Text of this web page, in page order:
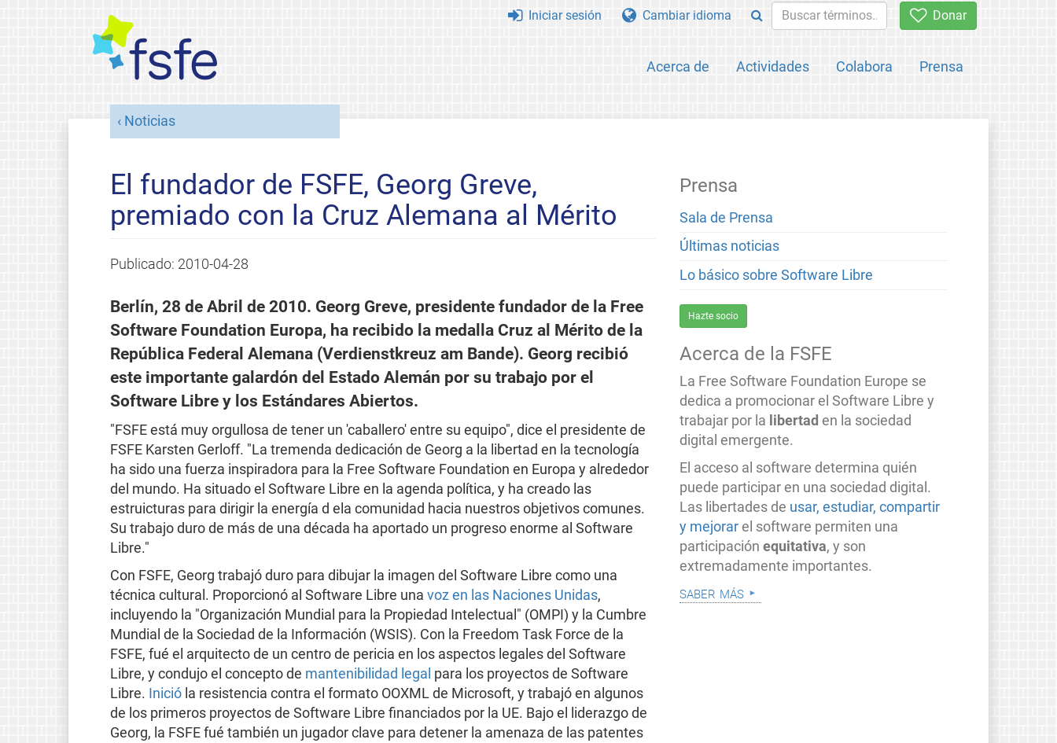
Donar
Acerca de Actividades Colabora Prensa
Iniciar sesión Cambiar idioma
Noticias
El fundador de FSFE, Georg Greve,
premiado con la Cruz Alemana al Mérito
Publicado: 2010-04-28
Berlín, 28 de Abril de 2010. Georg Greve, presidente fundador de la Free
Software Foundation Europa, ha recibido la medalla Cruz al Mérito de la
República Federal Alemana (Verdienstkreuz am Bande). Georg recibió
este importante galardón del Estado Alemán por su trabajo por el
Software Libre y los Estándares Abiertos.
"FSFE está muy orgullosa de tener un 'caballero' entre su equipo", dice el presidente de
FSFE Karsten Gerloff. "La tremenda dedicación de Georg a la libertad en la tecnología
ha sido una fuerza inspiradora para la Free Software Foundation en Europa y alrededor
del mundo. Ha situado el Software Libre en la agenda política, y ha creado las
estruicturas para dirigir la energía d ela comunidad hacia nuestros objetivos comunes.
Su trabajo duro de más de una década ha aportado un progreso enorme al Software
Libre."
Con FSFE, Georg trabajó duro para dibujar la imagen del Software Libre como una
técnica cultural. Proporcionó al Software Libre una voz en las Naciones Unidas,
incluyendo la "Organización Mundial para la Propiedad Intelectual" (OMPI) y la Cumbre
Mundial de la Sociedad de la Información (WSIS). Con la Freedom Task Force de la
FSFE, fué el arquitecto de un centro de pericia en los aspectos legales del Software
Libre, y condujo el concepto de mantenibilidad legal para los proyectos de Software
Libre. Inicióla resistencia contra el formato OOXML de Microsoft, y trabajó en algunos
de los primeros proyectos de Software Libre financiados por la UE. Bajo el liderazgo de
Georg, la FSFE fué también un jugador clave para detener la amenaza de las patentes
Prensa
Sala de Prensa
Últimas noticias
Lo básico sobre Software Libre
Hazte socio
Acerca de la FSFE
La Free Software Foundation Europe se
dedica a promocionar el Software Libre y
trabajar por la libertad en la sociedad
digital emergente.
El acceso al software determina quién
puede participar en una sociedad digital.
Las libertades de usar, estudiar, compartir
y mejorar el software permiten una
participaciónequitativa, y son
extremadamente importantes.
saber más